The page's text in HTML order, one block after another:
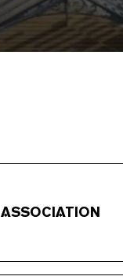
ASSOCIATION